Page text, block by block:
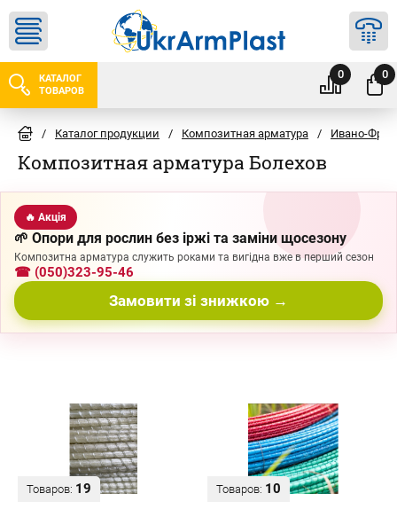
КАТАЛОГ
ТОВАРОВ
0 0
/ Каталог продукции / Композитная арматура / Ивано-
Композитная арматура Болехов
🔥 Акція
🌱 Опори для рослин без іржі та заміни щосезону
Композитна арматура служить роками та вигідна вже в перший сезон
☎ (050)323-95-46
Замовити зі знижкою →
Товаров: 19 Товаров: 10